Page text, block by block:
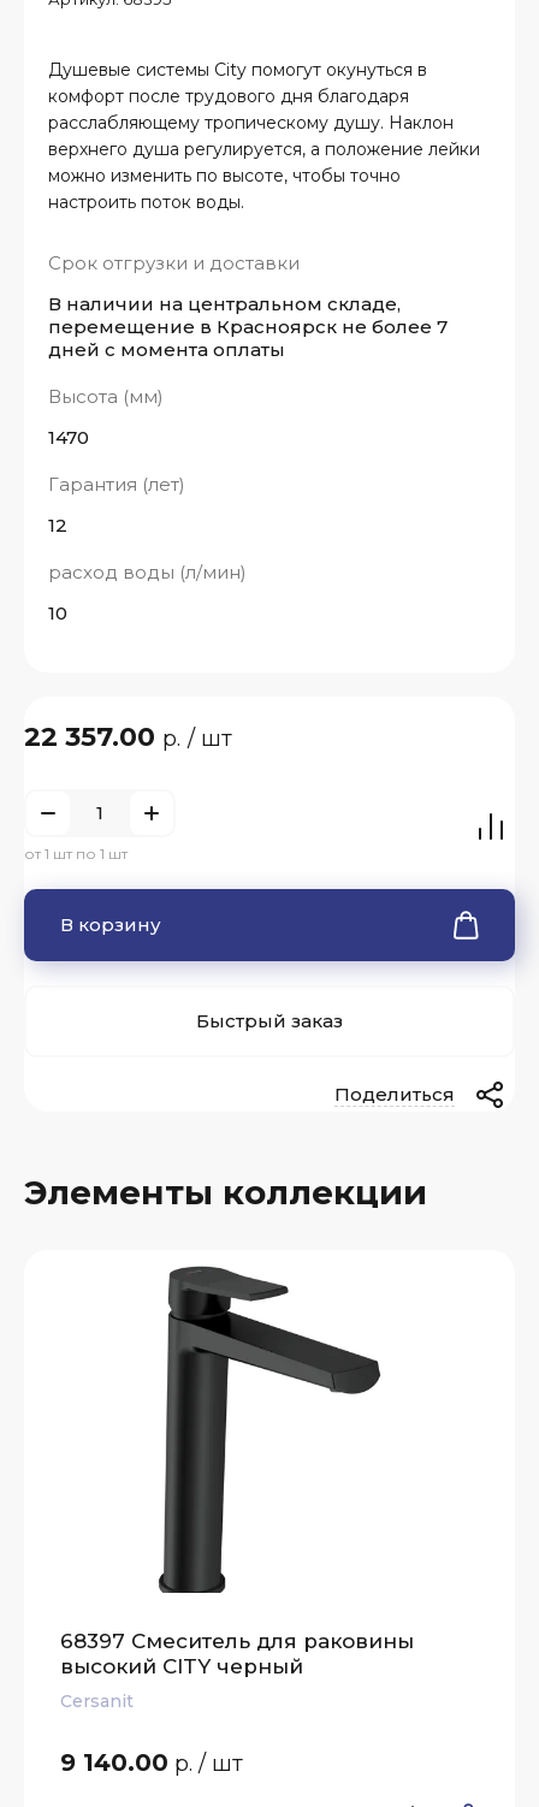
Душевые системы City помогут окунуться в
комфорт после трудового дня благодаря
расслабляющему тропическому душу. Наклон
верхнего душа регулируется, а положение лейки
можно изменить по высоте, чтобы точно
настроить поток воды.
Срок отгрузки и доставки
В наличии на центральном складе,
перемещение в Красноярск не более 7
дней с момента оплаты
Высота (мм)
1470
Гарантия (лет)
12
расход воды (л/мин)
10
22 357.00 р. / шт
от 1 шт по 1 шт
В корзину
Быстрый заказ
Поделиться
Элементы коллекции
68397 Смеситель для раковины
высокий CITY черный
Cersanit
9 140.00 р. / шт